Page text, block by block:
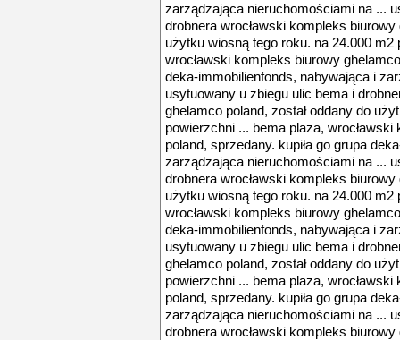
zarządzająca nieruchomościami na ...
drobnera wrocławski kompleks
użytku wiosną tego roku. na 24.000 m2
wrocławski kompleks biurowy
deka-immobilienfonds, nabywająca i
usytuowany u zbiegu ulic bema i
ghelamco poland, został oddany do
powierzchni ... bema plaza,
poland, sprzedany. kupiła go grupa
zarządzająca nieruchomościami na ...
drobnera wrocławski kompleks
użytku wiosną tego roku. na 24.000 m2
wrocławski kompleks biurowy
deka-immobilienfonds, nabywająca i
usytuowany u zbiegu ulic bema i
ghelamco poland, został oddany do
powierzchni ... bema plaza,
poland, sprzedany. kupiła go grupa
zarządzająca nieruchomościami na ...
drobnera wrocławski kompleks